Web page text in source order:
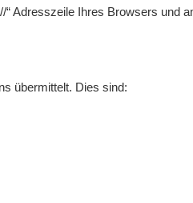
Adresszeile Ihres Browsers und
übermittelt. Dies sind: